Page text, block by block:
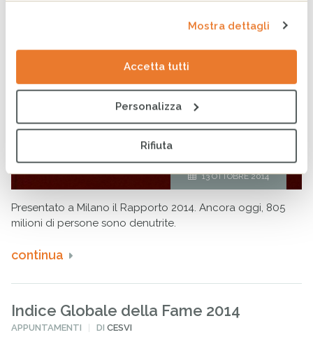
Mostra dettagli
Accetta tutti
Personalizza
Rifiuta
13 OTTOBRE 2014
Presentato a Milano il Rapporto 2014. Ancora oggi, 805
milioni di persone sono denutrite.
continua
Indice Globale della Fame 2014
PUBBLICATO
APPUNTAMENTI DICESVI